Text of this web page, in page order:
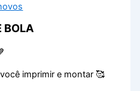
BOLA
imprimir e montar 🥰